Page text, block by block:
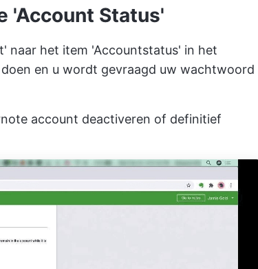
'Account Status'
naar het item 'Accountstatus' in het
en u wordt gevraagd uw wachtwoord
account deactiveren of definitief